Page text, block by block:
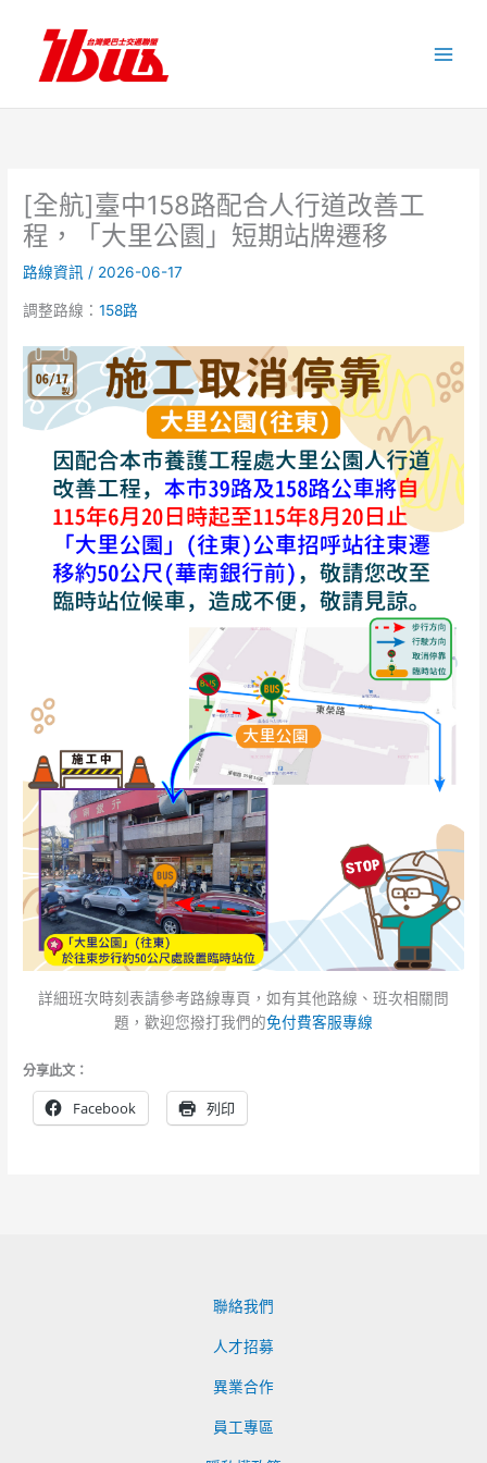
內
[全航]臺中158路配合人行道改善工
程，「大里公園」短期站牌遷移
路線資訊 / 2026-06-17
調整路線：158路
詳細班次時刻表請參考路線專頁，如有其他路線、班次相關問
題，歡迎您撥打我們的免付費客服專線
分享此文：
Facebook 列印
聯絡我們
人才招募
異業合作
員工專區